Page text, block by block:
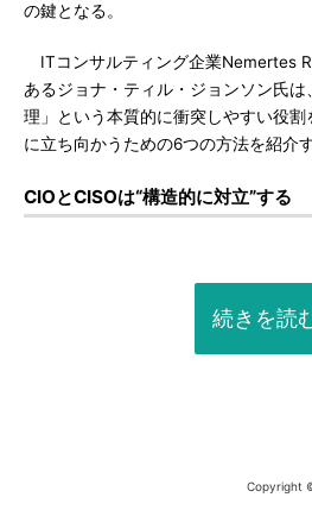
の鍵となる。
ITコンサルティング企業Nemertes
あるジョナ・ティル・ジョンソン氏
理」という本質的に衝突しやすい役
に立ち向かうための6つの方法を紹介す
CIOとCISOは“構造的に対立”する
続きを読
Copyright